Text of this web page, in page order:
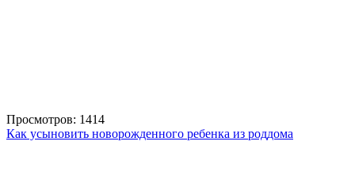
Просмотров: 1414
Как усыновить новорожденного ребенка из роддома